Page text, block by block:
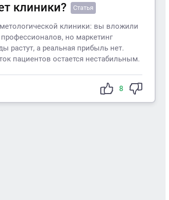
клиники?
Статья
клиники: вы вложили
но маркетинг
растут, а реальная прибыль нет.
пациентов остается нестабильным.
8